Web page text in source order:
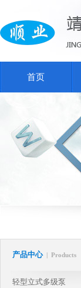
首页
产品中心 | Products
轻型立式多级泵